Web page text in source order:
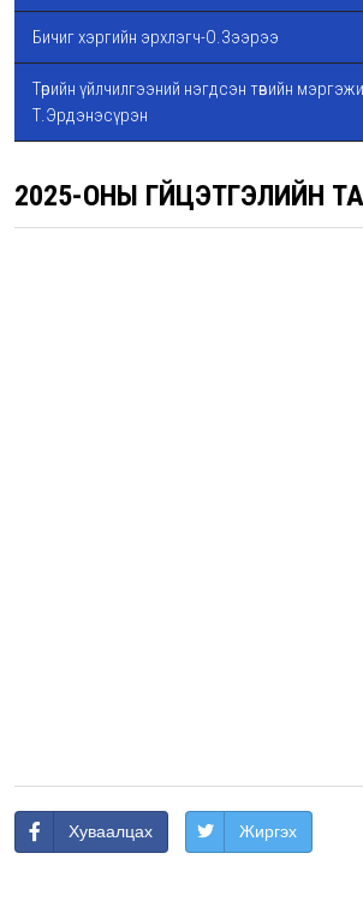
Бичиг хэргийн эрхлэгч-О.Зээрээ
Төрийн үйлчилгээний нэгдсэн төвийн
Т.Эрдэнэсүрэн
2025-ОНЫ ГҮЙЦЭТГЭЛИЙН
Хуваалцах Жиргэх